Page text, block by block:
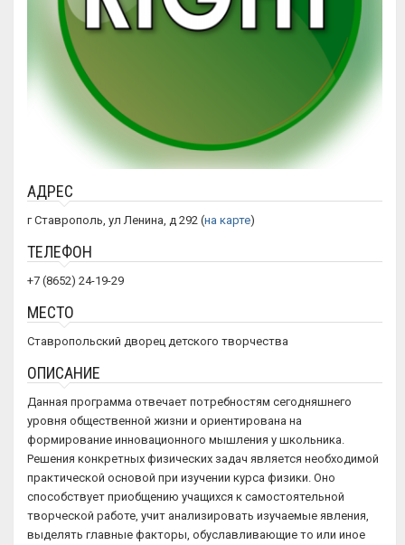
АДРЕС
г Ставрополь, ул Ленина, д 292 (на карте)
ТЕЛЕФОН
+7 (8652) 24-19-29
МЕСТО
Ставропольский дворец детского творчества
ОПИСАНИЕ
Данная программа отвечает потребностям сегодняшнего
уровня общественной жизни и ориентирована на
формирование инновационного мышления у школьника.
Решения конкретных физических задач является необходимой
практической основой при изучении курса физики. Оно
способствует приобщению учащихся к самостоятельной
творческой работе, учит анализировать изучаемые явления,
выделять главные факторы, обуславливающие то или иное